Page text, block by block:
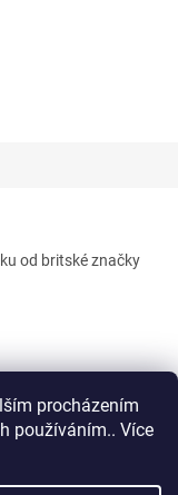
procházením
používáním.. Více
od britské značky